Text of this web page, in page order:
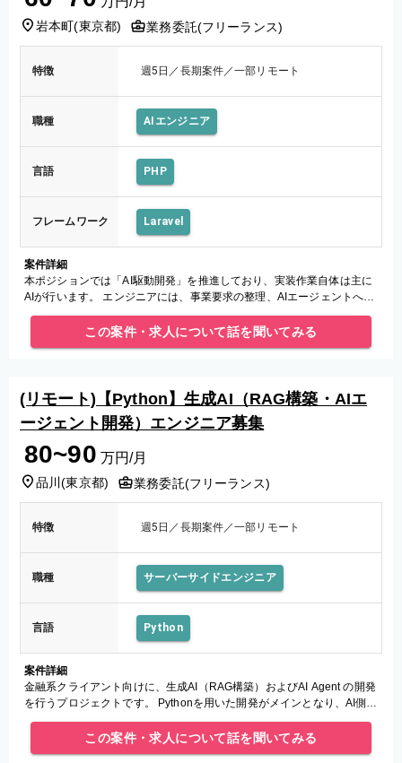
岩本町(東京都) 業務委託(フリーランス)
特徴 週5日／長期案件／一部リモート
職種 AIエンジニア
言語 PHP
フレームワーク Laravel
案件詳細
本ポジションでは「AI駆動開発」を推進しており、実装作業自体は主に
AIが行います。 エンジニアには、事業要求の整理、AIエージェントへの
指示出し（プロンプトエンジニアリング含む）、出力された成果物のレ
この案件・求人について話を聞いてみる
(リモート)【Python】生成AI（RAG構築・AIエ
ージェント開発）エンジニア募集
80~90 万円/月
品川(東京都) 業務委託(フリーランス)
特徴 週5日／長期案件／一部リモート
職種 サーバーサイドエンジニア
言語 Python
案件詳細
金融系クライアント向けに、生成AI（RAG構築）およびAI Agent の開発
を行うプロジェクトです。 Pythonを用いた開発がメインとなり、AI側も
すべてSF上で実装します。
この案件・求人について話を聞いてみる